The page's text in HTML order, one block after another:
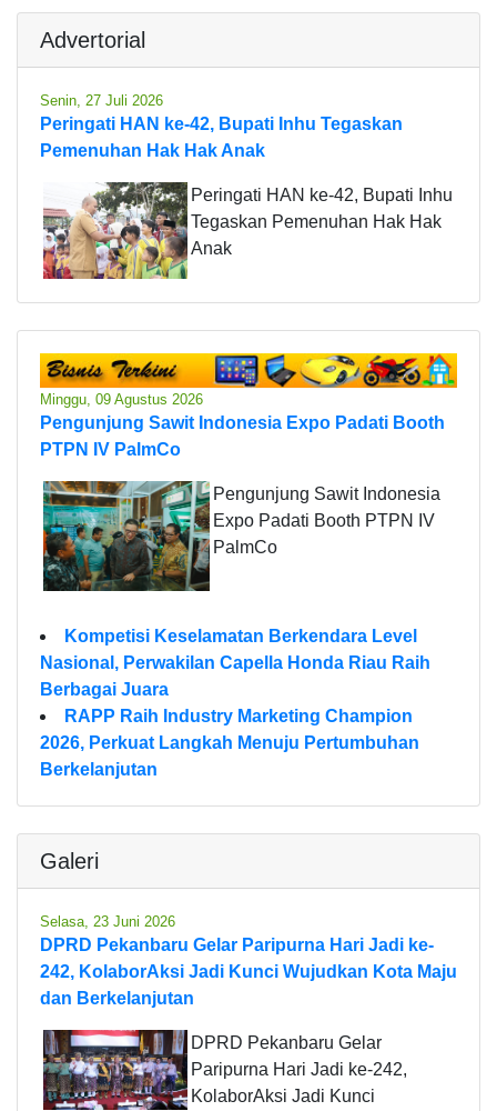
Advertorial
Senin, 27 Juli 2026
Peringati HAN ke-42, Bupati Inhu Tegaskan
Pemenuhan Hak Hak Anak
Peringati HAN ke-42, Bupati Inhu
Tegaskan Pemenuhan Hak Hak
Anak
Minggu, 09 Agustus 2026
Pengunjung Sawit Indonesia Expo Padati Booth
PTPN IV PalmCo
Pengunjung Sawit Indonesia
Expo Padati Booth PTPN IV
PalmCo
Kompetisi Keselamatan Berkendara Level
Nasional, Perwakilan Capella Honda Riau Raih
Berbagai Juara
RAPP Raih Industry Marketing Champion
2026, Perkuat Langkah Menuju Pertumbuhan
Berkelanjutan
Galeri
Selasa, 23 Juni 2026
DPRD Pekanbaru Gelar Paripurna Hari Jadi ke-
242, KolaborAksi Jadi Kunci Wujudkan Kota Maju
dan Berkelanjutan
DPRD Pekanbaru Gelar
Paripurna Hari Jadi ke-242,
KolaborAksi Jadi Kunci